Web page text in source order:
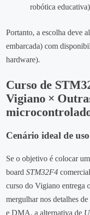
robótica
Portanto, a escolha deve
embarcada) com
hardware).
Curso de
Vigiano ×
Cenário ideal de uso
Se o objetivo é colocar
board STM32F4
curso do Vigiano entrega
mergulhar nos detalhes de
e DMA, a alternativa de